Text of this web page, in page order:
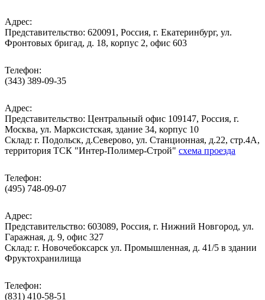
Адрес:
Представительство: 620091, Россия, г. Екатеринбург, ул.
Фронтовых бригад, д. 18, корпус 2, офис 603
Телефон:
(343) 389-09-35
Адрес:
Представительство: Центральный офис 109147, Россия, г.
Москва, ул. Марксистская, здание 34, корпус 10
Cклад: г. Подольск, д.Северово, ул. Станционная, д.22, стр.4А,
территория ТСК "Интер-Полимер-Строй" схема проезда
Телефон:
(495) 748-09-07
Адрес:
Представительство: 603089, Россия, г. Нижний Новгород, ул.
Гаражная, д. 9, офис 327
Склад: г. Новочебоксарск ул. Промышленная, д. 41/5 в здании
Фруктохранилища
Телефон:
(831) 410-58-51